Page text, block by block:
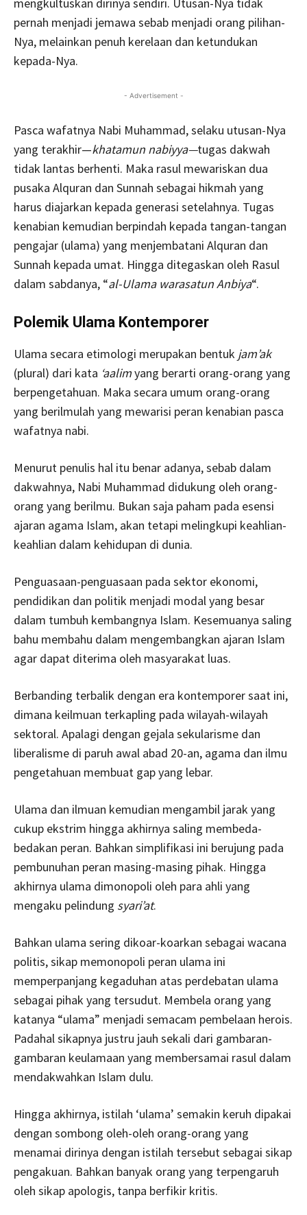
pernah menjadi jemawa sebab menjadi orang pilihan-
Nya, melainkan penuh kerelaan dan ketundukan
kepada-Nya.
- Advertisement -
Pasca wafatnya Nabi Muhammad, selaku utusan-Nya
yang terakhir—khatamun nabiyya—tugas dakwah
tidak lantas berhenti. Maka rasul mewariskan dua
pusaka Alquran dan Sunnah sebagai hikmah yang
harus diajarkan kepada generasi setelahnya. Tugas
kenabian kemudian berpindah kepada tangan-tangan
pengajar (ulama) yang menjembatani Alquran dan
Sunnah kepada umat. Hingga ditegaskan oleh Rasul
dalam sabdanya, “al-Ulama warasatun Anbiya“.
Polemik Ulama Kontemporer
Ulama secara etimologi merupakan bentuk jam’ak
(plural) dari kata ‘aalimyang berarti orang-orang yang
berpengetahuan. Maka secara umum orang-orang
yang berilmulah yang mewarisi peran kenabian pasca
wafatnya nabi.
Menurut penulis hal itu benar adanya, sebab dalam
dakwahnya, Nabi Muhammad didukung oleh orang-
orang yang berilmu. Bukan saja paham pada esensi
ajaran agama Islam, akan tetapi melingkupi keahlian-
keahlian dalam kehidupan di dunia.
Penguasaan-penguasaan pada sektor ekonomi,
pendidikan dan politik menjadi modal yang besar
dalam tumbuh kembangnya Islam. Kesemuanya saling
bahu membahu dalam mengembangkan ajaran Islam
agar dapat diterima oleh masyarakat luas.
Berbanding terbalik dengan era kontemporer saat ini,
dimana keilmuan terkapling pada wilayah-wilayah
sektoral. Apalagi dengan gejala sekularisme dan
liberalisme di paruh awal abad 20-an, agama dan ilmu
pengetahuan membuat gap yang lebar.
Ulama dan ilmuan kemudian mengambil jarak yang
cukup ekstrim hingga akhirnya saling membeda-
bedakan peran. Bahkan simplifikasi ini berujung pada
pembunuhan peran masing-masing pihak. Hingga
akhirnya ulama dimonopoli oleh para ahli yang
mengaku pelindung syari’at.
Bahkan ulama sering dikoar-koarkan sebagai wacana
politis, sikap memonopoli peran ulama ini
memperpanjang kegaduhan atas perdebatan ulama
sebagai pihak yang tersudut. Membela orang yang
katanya “ulama” menjadi semacam pembelaan herois.
Padahal sikapnya justru jauh sekali dari gambaran-
gambaran keulamaan yang membersamai rasul dalam
mendakwahkan Islam dulu.
Hingga akhirnya, istilah ‘ulama’ semakin keruh dipakai
dengan sombong oleh-oleh orang-orang yang
menamai dirinya dengan istilah tersebut sebagai sikap
pengakuan. Bahkan banyak orang yang terpengaruh
oleh sikap apologis, tanpa berfikir kritis.